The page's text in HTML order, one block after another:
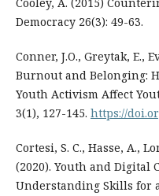
Democracy 26(3): 49-63.
Conner, J.O., Greytak, E.,
Burnout and Belonging:
Youth Activism Affect
3(1), 127-145. https://
Cortesi, S. C., Hasse, A.,
(2020). Youth and Digital
Understanding Skills for